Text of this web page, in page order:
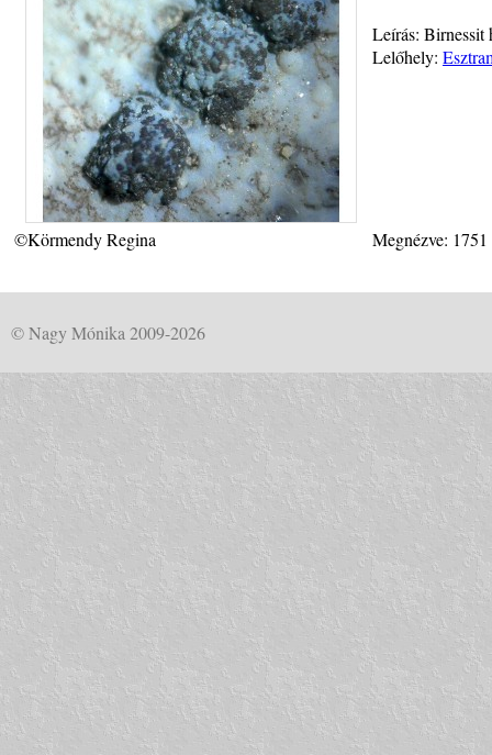
Leírás: Birnessit
Lelőhely:
©Körmendy Regina Megnézve:
© Nagy Mónika 2009-2026